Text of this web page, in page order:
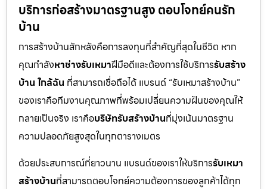
บริการก่อสร้างมาตรฐานสูง ตอบโจทย์คนรัก
บ้าน
การสร้างบ้านสักหลังคือการลงทุนที่สำคัญที่สุดในชีวิต หาก
คุณกำลังหาช่างรับเหมาฝีมือดีและต้องการใช้บริการรับสร้าง
บ้าน ใกล้ฉัน ที่สามารถเชื่อถือได้ แบรนด์ “รับเหมาสร้างบ้าน”
ของเราคือทีมงานคุณภาพที่พร้อมเปลี่ยนความฝันของคุณให้
กลายเป็นจริง เราคือบริษัทรับสร้างบ้านที่มุ่งเน้นมาตรฐาน
ความปลอดภัยสูงสุดในทุกตารางเมตร
ด้วยประสบการณ์ที่ยาวนาน แบรนด์ของเราให้บริการรับเหมา
สร้างบ้านที่สามารถตอบโจทย์ความต้องการของลูกค้าได้ทุก